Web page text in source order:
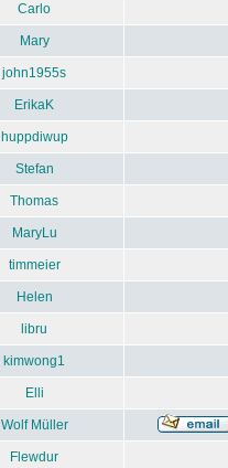
Carlo
Mary
john1955s
ErikaK
huppdiwup
Stefan
Thomas
MaryLu
timmeier
Helen
libru
kimwong1
Elli
Wolf Müller
Flewdur